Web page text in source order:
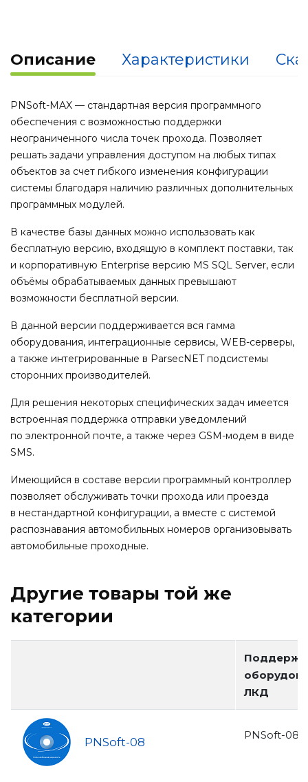
Описание Характеристики
PNSoft-MAX — стандартная версия программного
обеспечения с возможностью поддержки
неограниченного числа точек прохода. Позволяет
решать задачи управления доступом на любых типах
объектов за счет гибкого изменения конфигурации
системы благодаря наличию различных дополнительных
программных модулей.
В качестве базы данных можно использовать как
бесплатную версию, входящую в комплект поставки, так
и корпоративную Enterprise версию MS SQL Server, если
объёмы обрабатываемых данных превышают
возможности бесплатной версии.
В данной версии поддерживается вся гамма
оборудования, интеграционные сервисы, WEB-серверы,
а также интегрированные в ParsecNET подсистемы
сторонних производителей.
Для решения некоторых специфических задач имеется
встроенная поддержка отправки уведомлений
по электронной почте, а также через GSM-модем в виде
SMS.
Имеющийся в составе версии программный контроллер
позволяет обслуживать точки прохода или проезда
в нестандартной конфигурации, а вместе с системой
распознавания автомобильных номеров организовывать
автомобильные проходные.
Другие товары той же
категории
ЛКД
PNSoft-08 PNSoft-08